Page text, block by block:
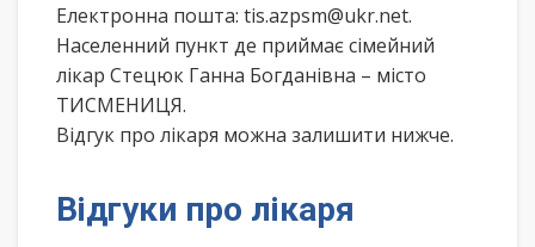
Електронна пошта: tis.azpsm@ukr.net.
Населенний пункт де приймає сімейний
лікар Стецюк Ганна Богданівна – місто
ТИСМЕНИЦЯ.
Відгук про лікаря можна залишити нижче.
Відгуки про лікаря